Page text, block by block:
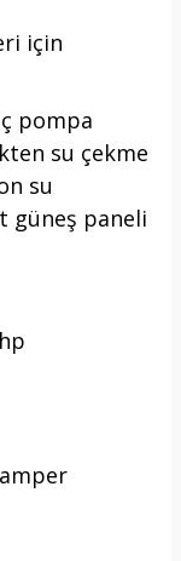
için
pompa
su çekme
su
güneş paneli